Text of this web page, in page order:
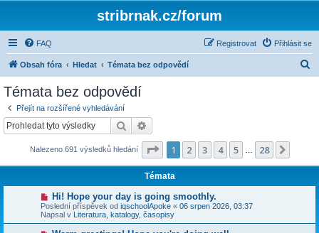
stribrnak.cz/forum
FAQ Přihlásit se
Registrovat
Obsah fóra Hledat Témata bez odpovědí
Témata bez odpovědí
Přejít na rozšířené vyhledávání
Hledat
Nalezeno 691 výsledků hledání Stránka z 28
1 2 3 4 5 28
Témata
N
o
v
ý
p
Hi! Hope your day is going smoothly.
Poslední příspěvek od iqschoolApoke « 06 srpen 2026, 03:37
Napsal v Literatura, katalogy, časopisy